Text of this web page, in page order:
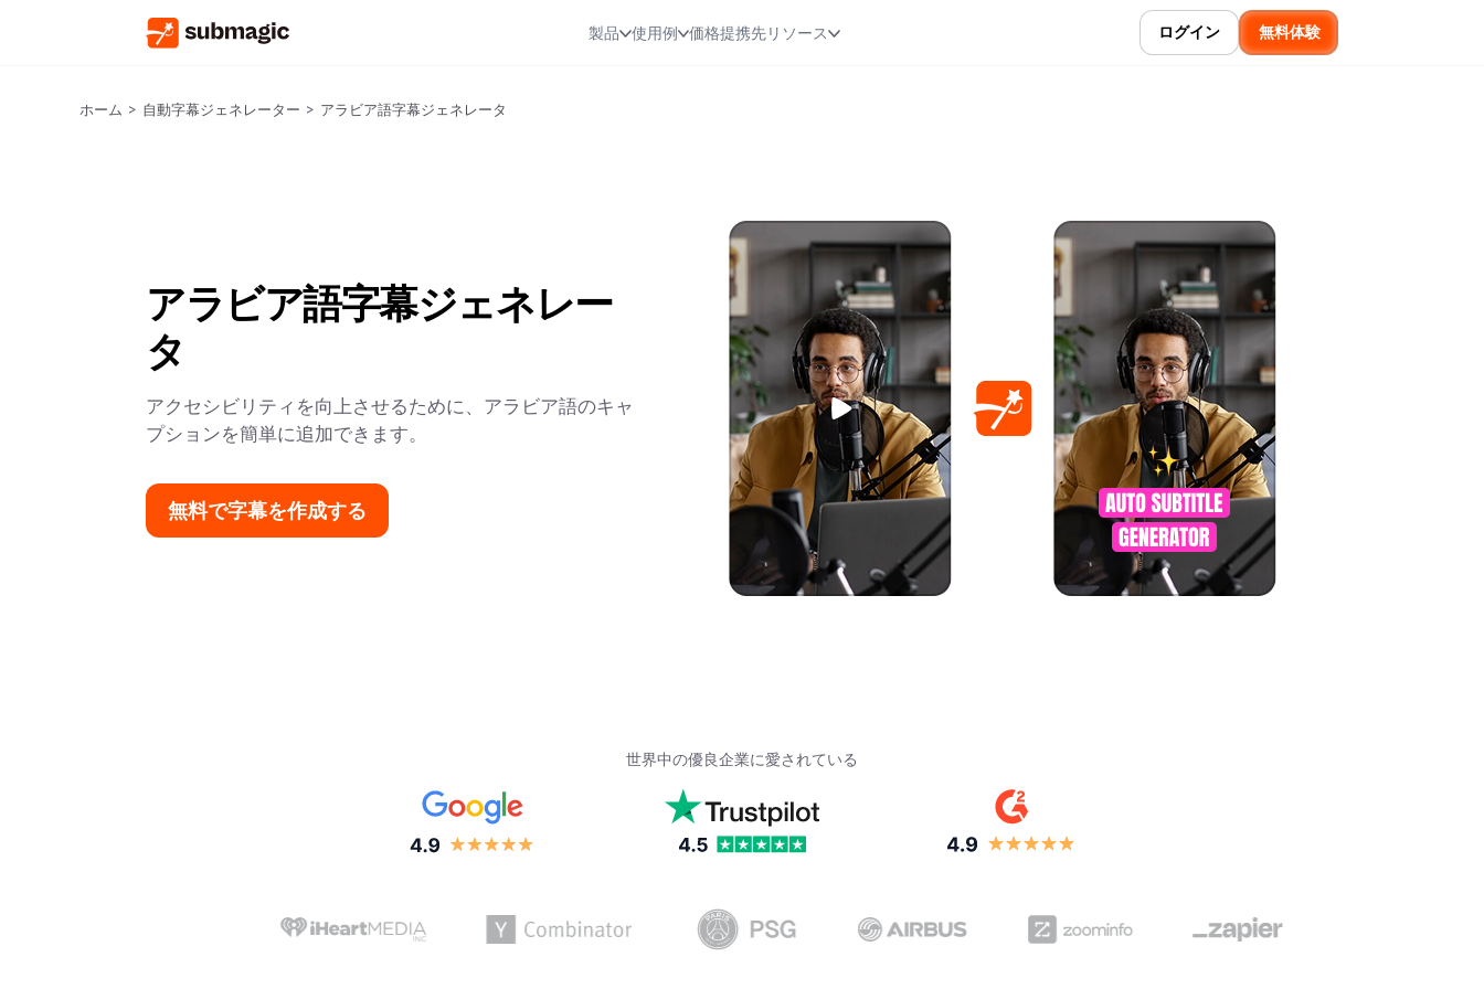
製品 使用例 価格提携先リソース ログイン 無料体験
ホーム > 自動字幕ジェネレーター > アラビア語字幕ジェネレータ
アラビア語字幕ジェネレー
タ
アクセシビリティを向上させるために、アラビア語のキャ
プションを簡単に追加できます。
無料で字幕を作成する
世界中の優良企業に愛されている